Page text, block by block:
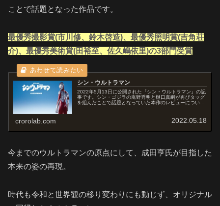
ことで話題となった作品です。
最優秀撮影賞(市川修、鈴木啓造)、最優秀照明賞(吉角荘
介)、最優秀美術賞(田裕至、佐久嶋依里)の3部門受賞
シン・ウルトラマン
2022年5月13日に公開された『シン・ウルトラマン』の記
事です。シン・ゴジラの庵野秀明と樋口真嗣が再びタッグ
を組んだことで話題となっていた本作のレビューについて
crorolab.com 2022.05.18
今までのウルトラマンの原点にして、成田亨氏が目指した
本来の姿の再現。
時代も令和と世界観の移り変わりにも動じず、オリジナル